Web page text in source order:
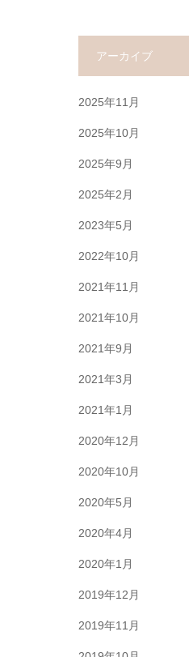
アーカイブ
2025年11月
2025年10月
2025年9月
2025年2月
2023年5月
2022年10月
2021年11月
2021年10月
2021年9月
2021年3月
2021年1月
2020年12月
2020年10月
2020年5月
2020年4月
2020年1月
2019年12月
2019年11月